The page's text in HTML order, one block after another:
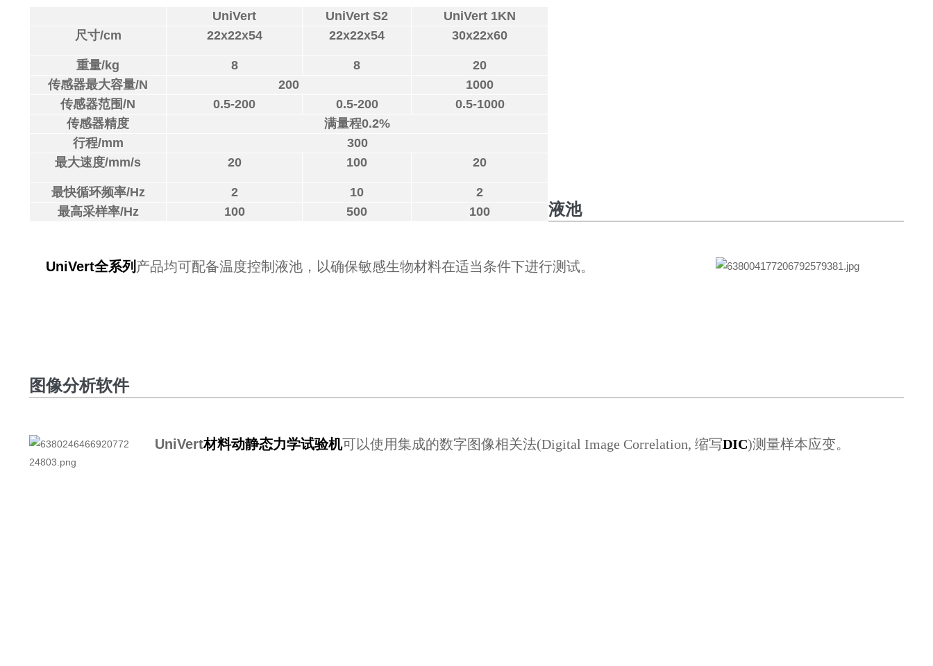
UniVert UniVert S2
UniVert 1KN
尺寸/cm
22x22x54 22x22x54 30x22x60
重量/kg 8 8
20
传感器最大容量/N
200
1000
传感器范围/N
0.5-200 0.5-200
0.5-1000
传感器精度
满量程0.2%
行程/mm
300
最大速度/mm/s
20 100 20
最快循环频率/Hz 2 10
2
最高采样率/Hz
100 500 100 液池
UniVert全系列 产品均可配备温度控制液池，以确保敏感生物材料在适当条件下进行测试。
图像分析软件
UniVert材料动静态力学试验机可以使用集成的数字图像相关法(Digital Image Correlation, 缩写DIC)测量样本应变。